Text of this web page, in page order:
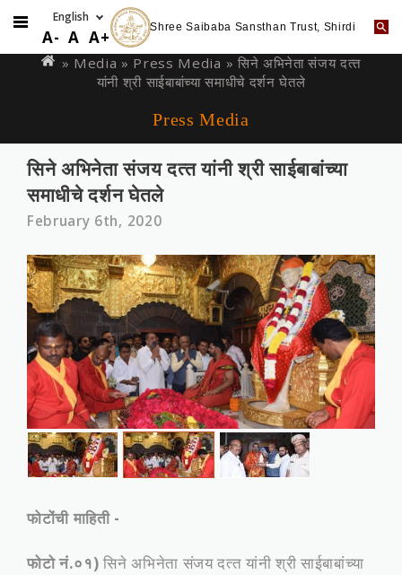
to
A- A A+ Shree Saibaba Sansthan Trust, Shirdi
are
» Media » Press Media » सिने अभिनेता संजय दत्‍त
यांनी श्री साईबाबांच्या समाधीचे दर्शन घेतले
Press Media
सिने अभिनेता संजय दत्‍त यांनी श्री साईबाबांच्या
समाधीचे दर्शन घेतले
February 6th, 2020
फोटोंची माहिती -
फोटो नं.०१) सिने अभिनेता संजय दत्‍त यांनी श्री साईबाबांच्या